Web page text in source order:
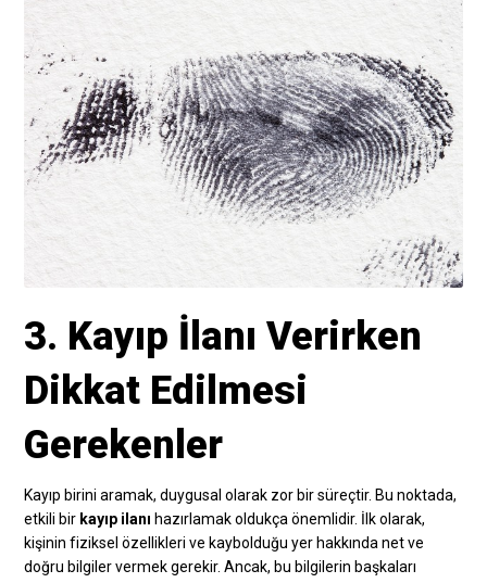
3. Kayıp İlanı Verirken
Dikkat Edilmesi
Gerekenler
Kayıp birini aramak, duygusal olarak zor bir süreçtir. Bu noktada,
etkili bir kayıp ilanı hazırlamak oldukça önemlidir. İlk olarak,
kişinin fiziksel özellikleri ve kaybolduğu yer hakkında net ve
doğru bilgiler vermek gerekir. Ancak, bu bilgilerin başkaları